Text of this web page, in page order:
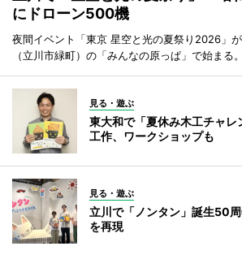
にドローン500機
夜間イベント「東京 星空と光の夏祭り2026」
（立川市緑町）の「みんなの原っぱ」で始まる。
見る・遊ぶ
東大和で「夏休み木工チャ
工作、ワークショップも
見る・遊ぶ
立川で「ノンタン」誕生50
を再現